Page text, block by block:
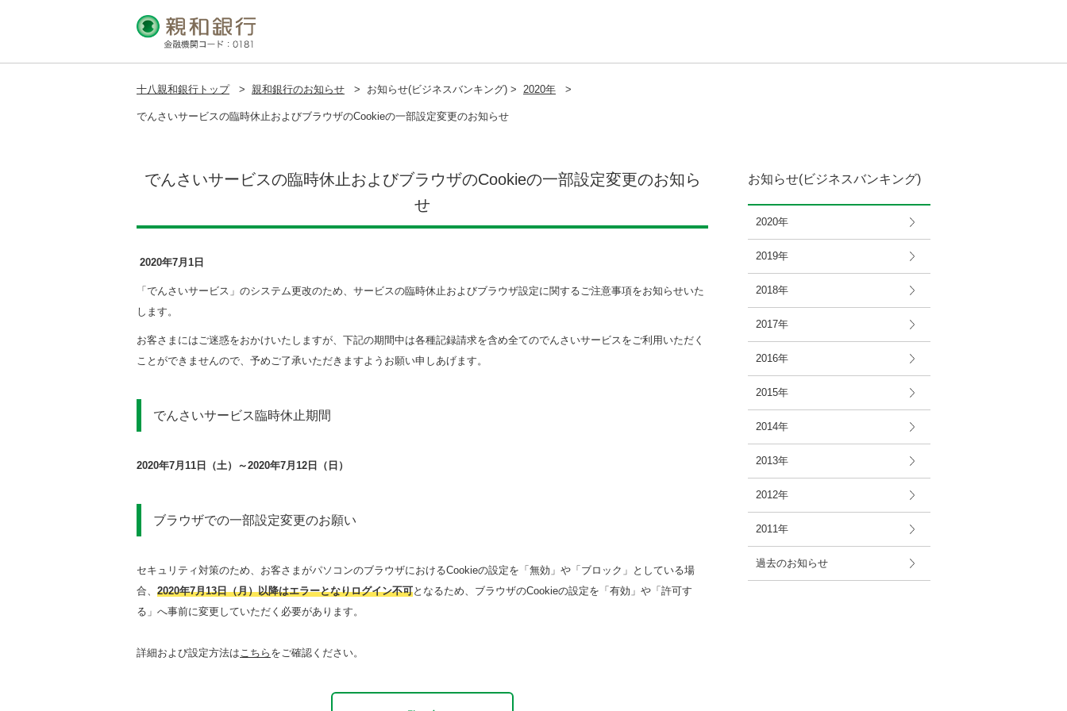
十八親和銀行トップ > 親和銀行のお知らせ > お知らせ(ビジネスバンキング) > 2020年 >
でんさいサービスの臨時休止およびブラウザのCookieの一部設定変更のお知らせ
でんさいサービスの臨時休止およびブラウザのCookieの一部設定変更のお知ら
せ
2020年7月1日
「でんさいサービス」のシステム更改のため、サービスの臨時休止およびブラウザ設定に関するご注意事項をお知らせいた
します。
お客さまにはご迷惑をおかけいたしますが、下記の期間中は各種記録請求を含め全てのでんさいサービスをご利用いただく
ことができませんので、予めご了承いただきますようお願い申しあげます。
でんさいサービス臨時休止期間
2020年7月11日（土）～2020年7月12日（日）
ブラウザでの一部設定変更のお願い
セキュリティ対策のため、お客さまがパソコンのブラウザにおけるCookieの設定を「無効」や「ブロック」としている場
合、 2020年7月13日（月）以降はエラーとなりログイン不可となるため、ブラウザのCookieの設定を「有効」や「許可す
る」へ事前に変更していただく必要があります。
詳細および設定方法はこちら をご確認ください。
お知らせ(ビジネスバンキング)
2020年
2019年
2018年
2017年
2016年
2015年
2014年
2013年
2012年
2011年
過去のお知らせ